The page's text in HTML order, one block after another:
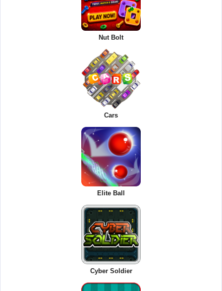
Nut Bolt
Cars
Elite Ball
Cyber Soldier